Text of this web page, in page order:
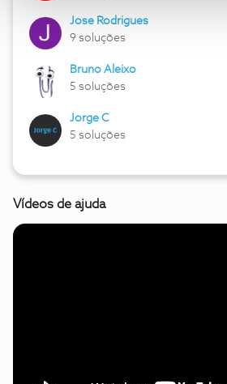
Jose Rodrigues
9 soluções
Bruno Aleixo
5 soluções
Jorge C
5 soluções
Vídeos de ajuda